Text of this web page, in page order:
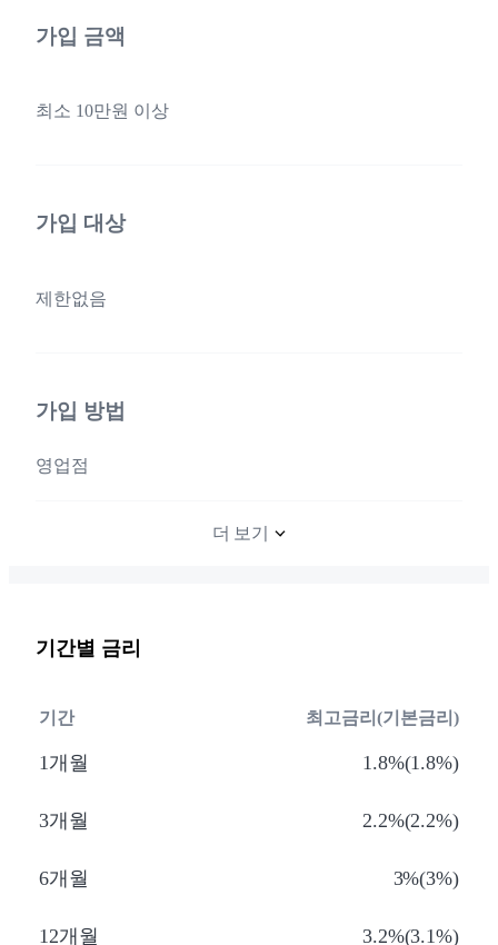
가입 금액
최소 10만원 이상
가입 대상
제한없음
가입 방법
영업점
더 보기
기간별 금리
기간 최고금리(기본금리)
1개월 1.8%(1.8%)
3개월 2.2%(2.2%)
6개월 3%(3%)
12개월 3.2%(3.1%)